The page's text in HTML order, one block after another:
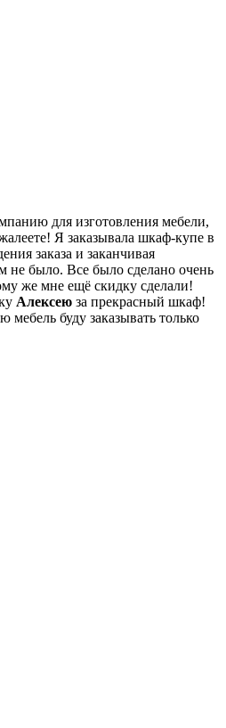
для изготовления мебели,
Я заказывала шкаф-купе в
заказа и заканчивая
не было. Все было сделано очень
же мне ещё скидку сделали!
Алексею за прекрасный шкаф!
мебель буду заказывать только